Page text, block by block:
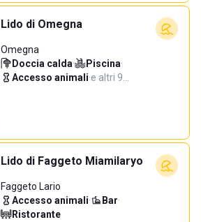
Lido di Omegna
Omegna
Doccia calda· Piscina·
Accesso animali·e altri 9…
Lido di Faggeto Miamilaryo
Faggeto Lario
Accesso animali· Bar·
Ristorante